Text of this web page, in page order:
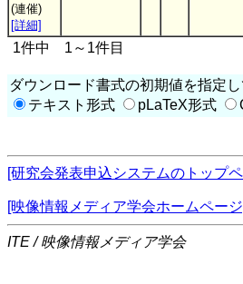
(連催)
[詳細]
1件中 1～1件目
ダウンロード書式の初期値を指定
テキスト形式
pLaTeX形式
[研究会発表申込システムのトップ
[映像情報メディア学会ホームペー
ITE / 映像情報メディア学会